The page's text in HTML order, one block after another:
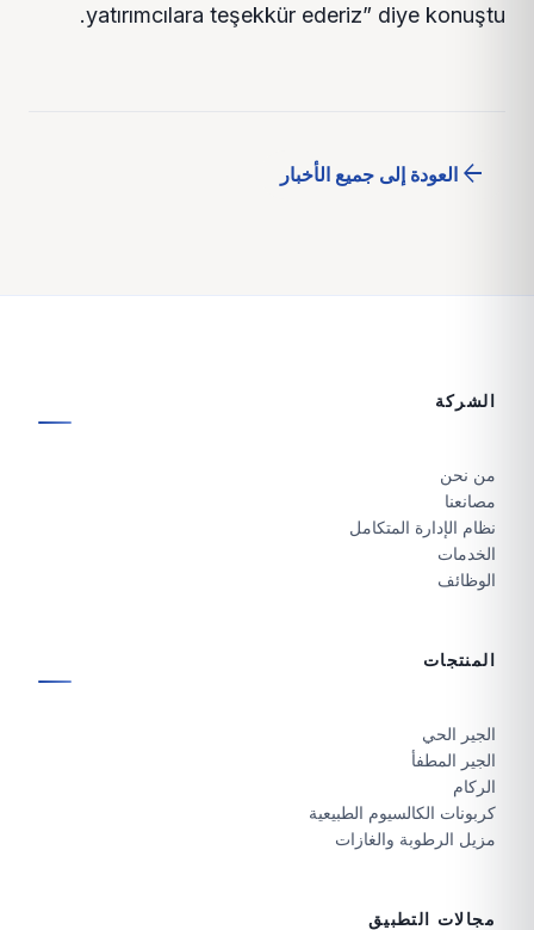
yatırımcılara teşekkür ederiz” diye konuştu.
arrow_back العودة إلى جميع الأخبار
الشركة
من نحن
مصانعنا
نظام الإدارة المتكامل
الخدمات
الوظائف
المنتجات
الجير الحي
الجير المطفأ
الركام
كربونات الكالسيوم الطبيعية
مزيل الرطوبة والغازات
مجالات التطبيق